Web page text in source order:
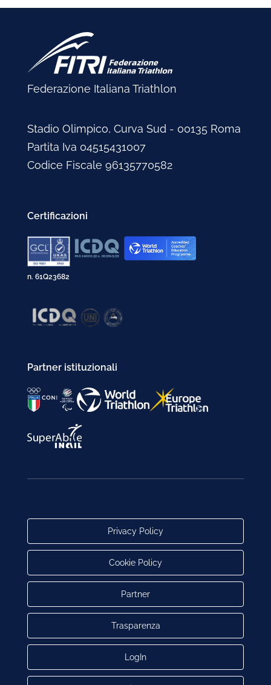
Federazione Italiana Triathlon
Stadio Olimpico, Curva Sud - 00135 Roma
Partita Iva 04515431007
Codice Fiscale 96135770582
Certificazioni
n. 61Q23682
Partner istituzionali
Privacy Policy
Cookie Policy
Partner
Trasparenza
LogIn